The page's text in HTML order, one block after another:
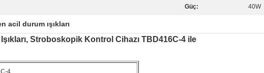
Güç: 40W
acil durum ışıkları
Stroboskopik Kontrol Cihazı TBD416C-4 ile
4